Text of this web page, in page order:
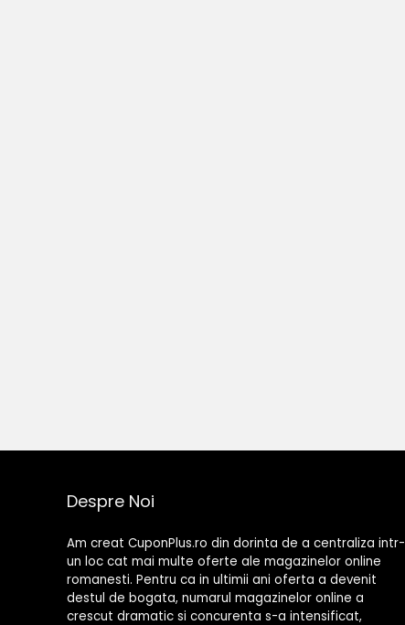
Despre Noi
Am creat CuponPlus.ro din dorinta de a centraliza intr-
un loc cat mai multe oferte ale magazinelor online
romanesti. Pentru ca in ultimii ani oferta a devenit
destul de bogata, numarul magazinelor online a
crescut dramatic si concurenta s-a intensificat,